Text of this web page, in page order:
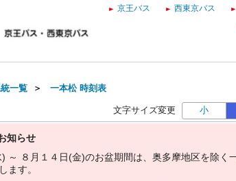
京王バス 西東京バス
一覧 ＞ 一本松 時刻表
文字サイズ変更 小
知らせ
) ～ ８ 月 １ ４ 日(金)のお盆期間は 奥多摩地区を除 く
し ます。